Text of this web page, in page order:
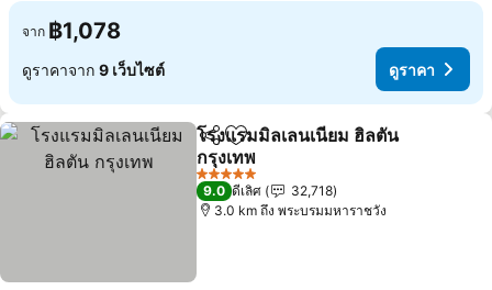
จาก ฿1,078
ดูราคาจาก 9 เว็บไซต์ ดูราคา
แชร์ เพิ่มในรายการโปรด
โรงแรมมิลเลนเนียม ฮิลตัน
กรุงเทพ
5 ดาว
9.0 ดีเลิศ
32,718
3.0 km ถึง พระบรมมหาราชวัง